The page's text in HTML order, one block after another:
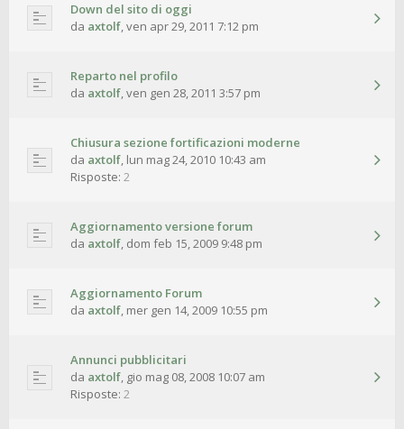
Down del sito di oggi
da axtolf,ven apr 29, 2011 7:12 pm
Reparto nel profilo
da axtolf,ven gen 28, 2011 3:57 pm
Chiusura sezione fortificazioni moderne
da axtolf, lun mag 24, 2010 10:43 am
Risposte: 2
Aggiornamento versione forum
da axtolf, dom feb 15, 2009 9:48 pm
Aggiornamento Forum
da axtolf, mer gen 14, 2009 10:55 pm
Annunci pubblicitari
da axtolf, gio mag 08, 2008 10:07 am
Risposte: 2